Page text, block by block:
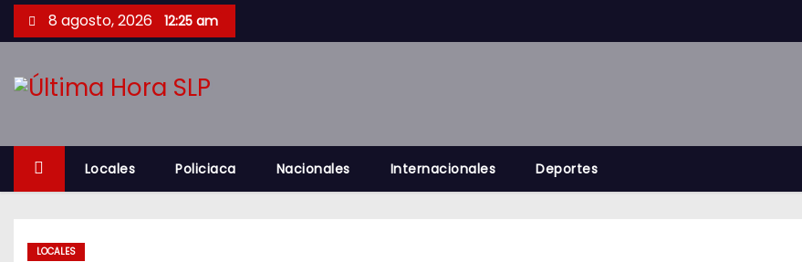
a
l
8 agosto, 2026 12:25 am
Locales Policiaca Nacionales Internacionales Deportes
LOCALES